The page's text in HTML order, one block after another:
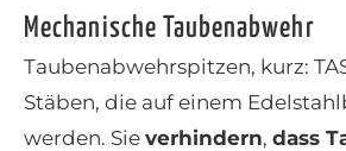
Mechanische Taubenabwehr
Taubenabwehrspitzen, kurz:
Stäben, die auf einem
werden. Sie verhindern, dass